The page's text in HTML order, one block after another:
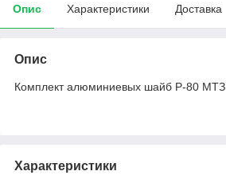
Опис Характеристики Доставка
Опис
Комплект алюминиевых шайб Р-80 МТЗ
Характеристики